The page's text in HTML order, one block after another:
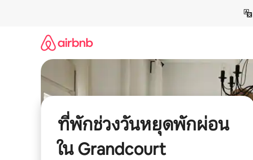
ที่พักช่วงวันหยุดพักผ่อน
ใน Grandcourt